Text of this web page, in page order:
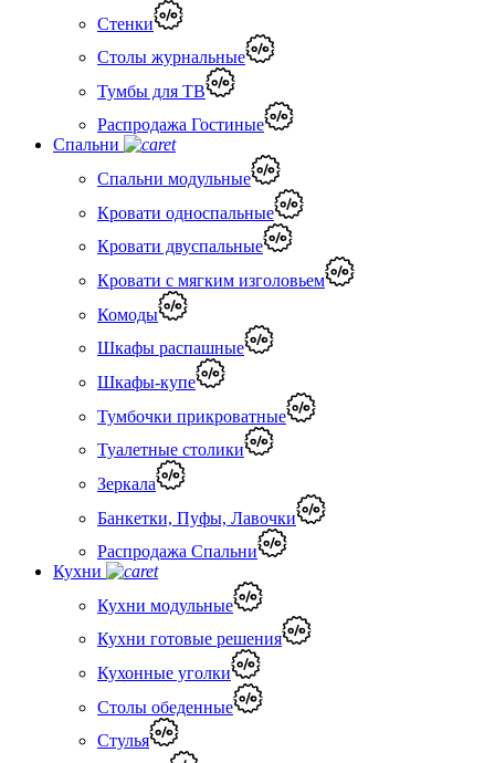
Стенки
Столы журнальные
Тумбы для ТВ
Распродажа Гостиные
Спальни
Спальни модульные
Кровати односпальные
Кровати двуспальные
Кровати с мягким изголовьем
Комоды
Шкафы распашные
Шкафы-купе
Тумбочки прикроватные
Туалетные столики
Зеркала
Банкетки, Пуфы, Лавочки
Распродажа Спальни
Кухни
Кухни модульные
Кухни готовые решения
Кухонные уголки
Столы обеденные
Стулья